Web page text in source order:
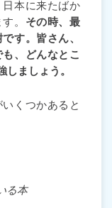
本に来たばか
。 その時、最
す。皆さん、
、どんなとこ
しましょう。
くつかあると
る本